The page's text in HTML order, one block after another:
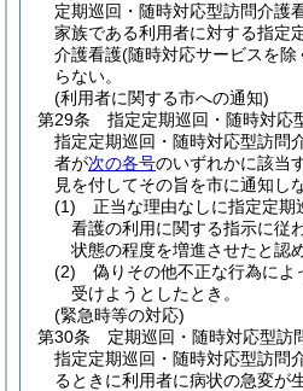
定期巡回・随時対応型訪問介護
家族である利用者に対する指定
介護看護(随時対応サービスを除
らない。
(利用者に関する市への通知)
第29条
指定定期巡回・随時対応
指定定期巡回・随時対応型訪問
者が次の各号のいずれかに該当
見を付してその旨を市に通知し
(1)
正当な理由なしに指定定
看護の利用に関する指示に従
状態の程度を増進させたと認
(2)
偽りその他不正な行為によ
受けようとしたとき。
(緊急時等の対応)
第30条
定期巡回・随時対応型訪
指定定期巡回・随時対応型訪問
るときに利用者に病状の急変が